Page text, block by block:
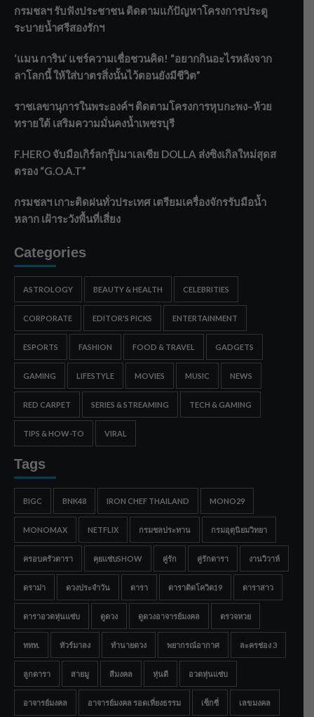
กรมชลฯ รับฟังประชาชน ติดตามแก้ปัญหาโครงการประตู
ระบายน้ำศรีสองรักฯ
‘แมน การิน’ แชร์ความเชื่อชวนคิด! “อยากกินอะไรหลังจาก
ลาโลกนี้ ให้ใส่บาตรสิ่งนั้นไว้ตอนยังมีชีวิต”
ราชเลขานุการในพระองค์ฯ ติดตามโครงการหุบกะพง–ห้วย
ทรายใต้ เสริมความมั่นคงน้ำเพชรบุรี
F.HERO จับมือเกิร์ลกรุ๊ปมาเลเซีย DOLLA ส่งซิงเกิลใหม่สุดส
ตรอง “G.O.A.T”
กรมชลฯ เกาะติดฝนทั่วประเทศ เตรียมเครื่องจักรรับมือน้ำ
หลาก เฝ้าระวังพื้นที่เสี่ยง
Categories
ASTROLOGY BEAUTY & HEALTH CELEBRITIES
CORPORATE EDITOR'S PICKS ENTERTAINMENT
ESPORTS FASHION FOOD & TRAVEL GADGETS
GAMING LIFESTYLE MOVIES MUSIC NEWS
RED CARPET SERIES & STREAMING TECH & GAMING
TIPS & HOW-TO VIRAL
Tags
BIGC BNK48 IRON CHEF THAILAND MONO29
MONOMAX NETFLIX กรมชลประทาน กรมอุตุนิยมวิทยา
ครอบครัวดารา คุยแซ่บSHOW คู่รัก คู่รักดารา งานวิวาห์
ดราม่า ดวงประจำวัน ดารา ดาราติดโควิด19 ดาราสาว
ดาราอวดหุ่นแซ่บ ดูดวง ดูดวงอาจารย์มงคล ตรวจหวย
ททท. ทัวร์มาลง ทำนายดวง พยากรณ์อากาศ ละครช่อง 3
ลูกดารา สายมู สีมงคล หุ่นดี อวดหุ่นแซ่บ
อาจารย์มงคล อาจารย์มงคล รอดเที่ยงธรรม เซ็กซี่ เลขมงคล